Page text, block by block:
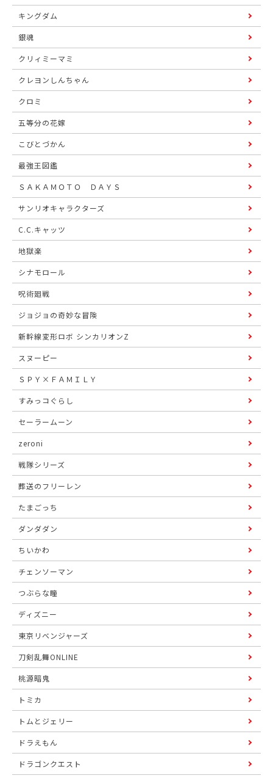
キングダム
銀魂
クリィミーマミ
クレヨンしんちゃん
クロミ
五等分の花嫁
こびとづかん
最強王図鑑
ＳＡＫＡＭＯＴＯ ＤＡＹＳ
サンリオキャラクターズ
C.C.キャッツ
地獄楽
シナモロール
呪術廻戦
ジョジョの奇妙な冒険
新幹線変形ロボ シンカリオンZ
スヌーピー
ＳＰＹ×ＦＡＭＩＬＹ
すみっコぐらし
セーラームーン
zeroni
戦隊シリーズ
葬送のフリーレン
たまごっち
ダンダダン
ちいかわ
チェンソーマン
つぶらな瞳
ディズニー
東京リベンジャーズ
刀剣乱舞ONLINE
桃源暗鬼
トミカ
トムとジェリー
ドラえもん
ドラゴンクエスト